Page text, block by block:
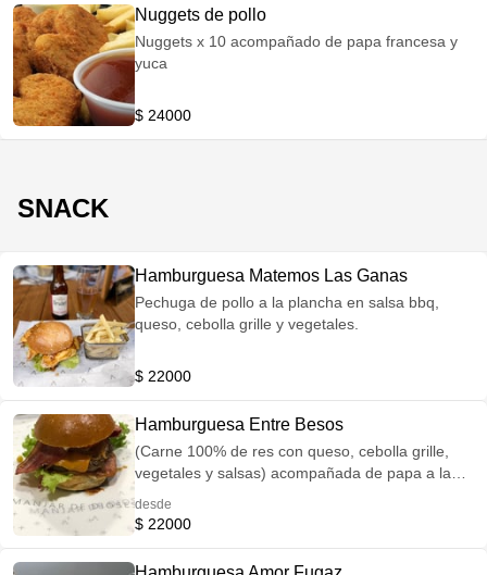
Nuggets de pollo
Nuggets x 10 acompañado de papa francesa y
yuca
$ 24000
SNACK
Hamburguesa Matemos Las Ganas
Pechuga de pollo a la plancha en salsa bbq,
queso, cebolla grille y vegetales.
$ 22000
Hamburguesa Entre Besos
(Carne 100% de res con queso, cebolla grille,
vegetales y salsas) acompañada de papa a la
desde
$ 22000